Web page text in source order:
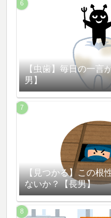
【虫歯】毎日の一言
男】
【見つかる】この根
ないか？【長男】